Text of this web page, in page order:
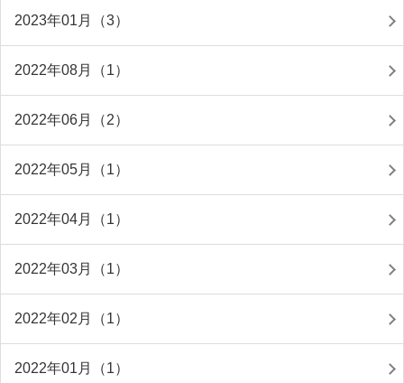
2023年01月（3）
2022年08月（1）
2022年06月（2）
2022年05月（1）
2022年04月（1）
2022年03月（1）
2022年02月（1）
2022年01月（1）